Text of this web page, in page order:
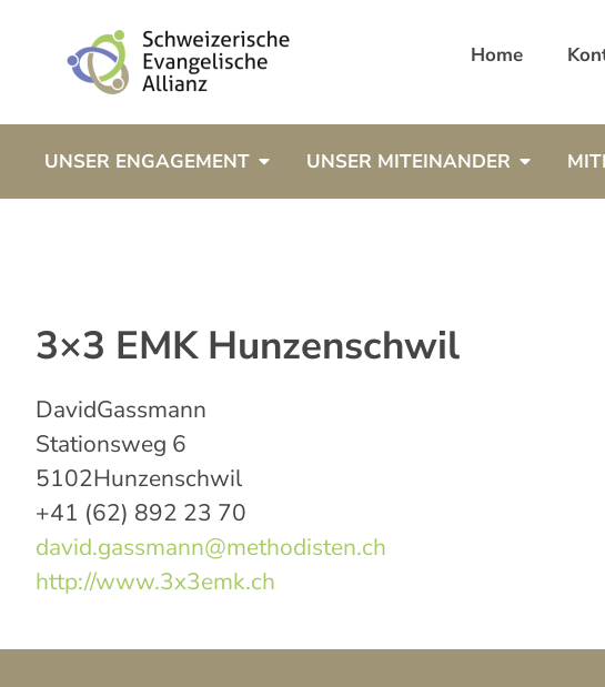
Home
UNSER ENGAGEMENT UNSER MITEINANDER
3×3 EMK Hunzenschwil
DavidGassmann
Stationsweg 6
5102Hunzenschwil
+41 (62) 892 23 70
david.gassmann@methodisten.ch
http://www.3x3emk.ch